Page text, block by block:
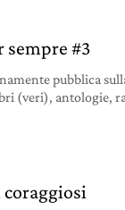
sempre #3
pubblica
(veri), antologie,